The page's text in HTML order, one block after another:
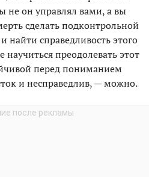
не он управлял вами, а вы
сделать подконтрольной
найти справедливость этого
преодолевать этот
перед пониманием
и несправедлив, — можно.